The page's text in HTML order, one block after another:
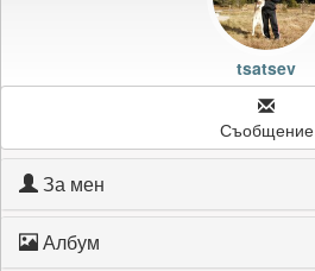
Картичките на tsatsev
tsatsev
Съобщение
За мен
Албум